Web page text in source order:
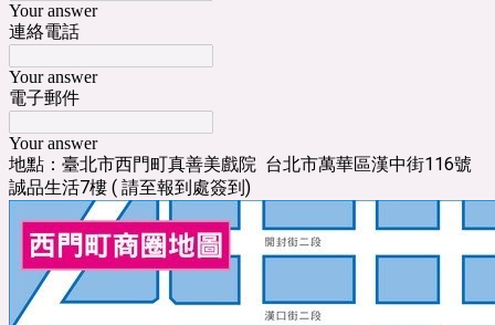
Your answer
連絡電話
Your answer
電子郵件
Your answer
地點：臺北市西門町真善美戲院 台北市萬華區漢中街116號
誠品生活7樓 ( 請至報到處簽到)